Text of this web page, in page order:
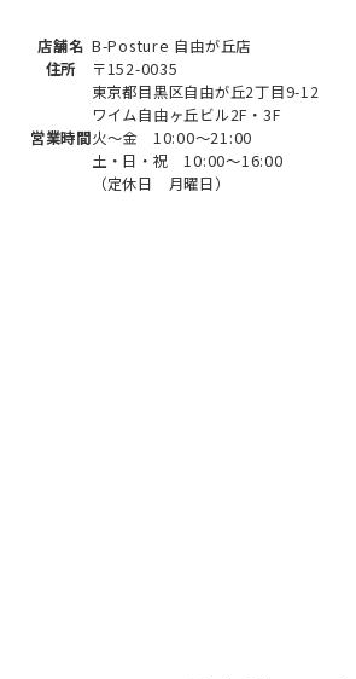
店舗名 B-Posture 自由が丘店
住所
〒152-0035
東京都目黒区自由が丘2丁目9-12
ワイム自由ヶ丘ビル2F・3F
営業時間火～金 10:00～21:00
土・日・祝 10:00～16:00
（定休日 月曜日）